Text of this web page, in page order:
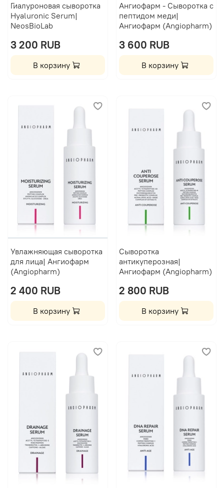
Гиалуроновая сыворотка
Hyaluronic Serum|
NeosBioLab
3 200 RUB
В корзину
Ангиофарм - Сыворотка с
пептидом меди|
Ангиофарм (Angiopharm)
3 600 RUB
В корзину
Увлажняющая сыворотка
для лица| Ангиофарм
(Angiopharm)
2 400 RUB
В корзину
Сыворотка
антикуперозная|
Ангиофарм (Angiopharm)
2 800 RUB
В корзину